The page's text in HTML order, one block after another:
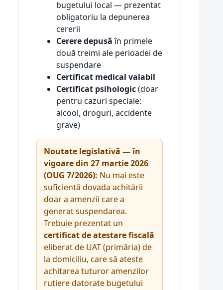
bugetului local — prezentat
obligatoriu la depunerea
cererii
Cerere depusăîn primele
două treimi ale perioadei de
suspendare
Certificat medical valabil
Certificat psihologic(doar
pentru cazuri speciale:
alcool, droguri, accidente
grave)
Noutate legislativă — în
vigoare din 27 martie 2026
(OUG 7/2026): Nu mai este
suficientă dovada achitării
doar a amenzii care a
generat suspendarea.
Trebuie prezentat un
certificat de atestare fiscală
eliberat de UAT (primăria) de
la domiciliu, care să ateste
achitarea tuturor amenzilor
rutiere datorate bugetului